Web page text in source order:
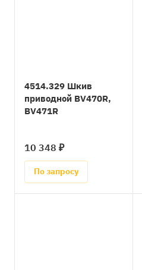
4514.329 Шкив
приводной BV470R,
BV471R
10 348 ₽
По запросу